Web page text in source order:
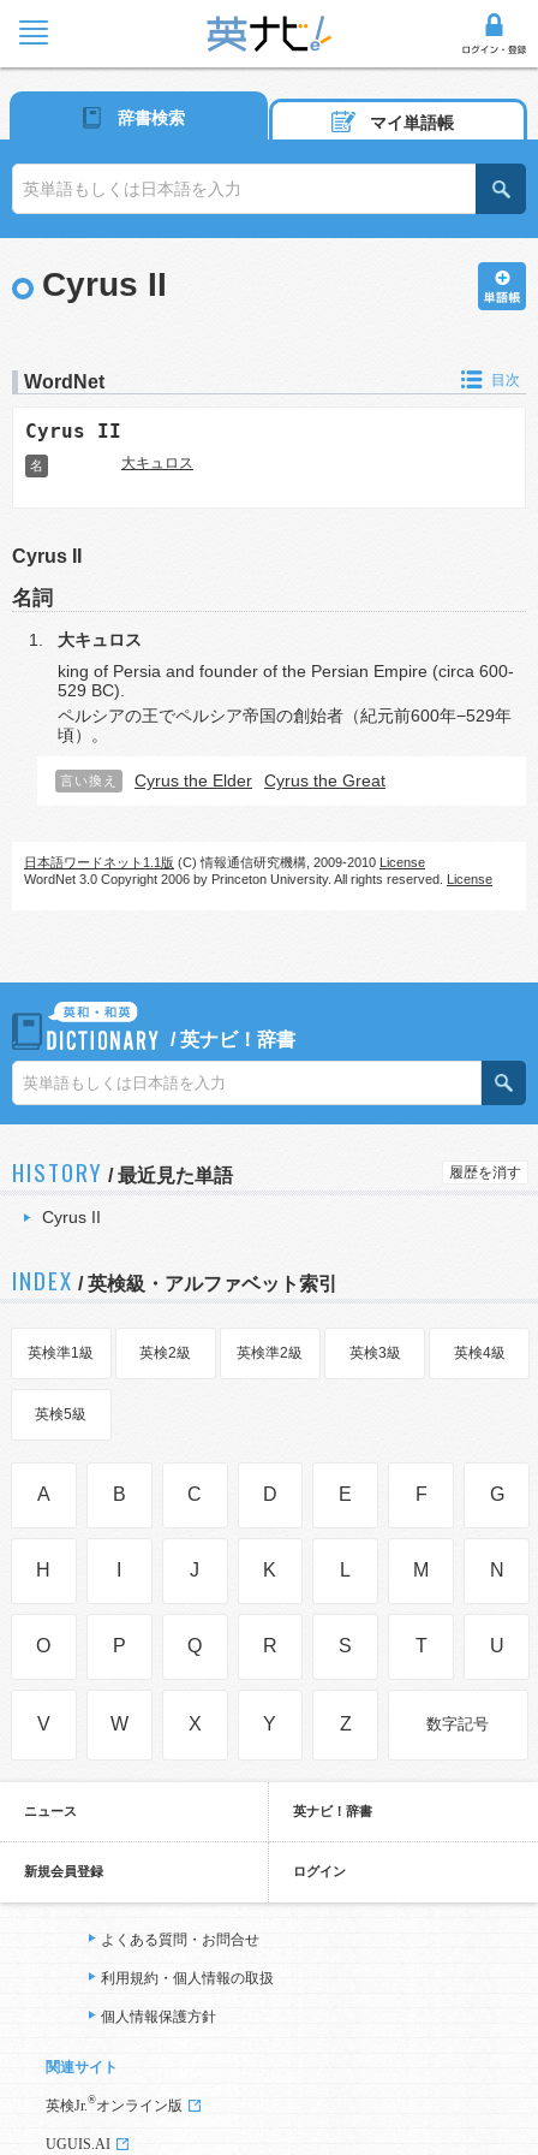
辞書検索 マイ単語帳
Cyrus II
WordNet 目次
Cyrus II
名 大キュロス
Cyrus II
名詞
大キュロス
king of Persia and founder of the Persian Empire (circa 600-
529 BC).
ペルシアの王でペルシア帝国の創始者（紀元前600年−529年
頃）。
言い換え Cyrus the Elder Cyrus the Great
日本語ワードネット1.1版 (C) 情報通信研究機構, 2009-2010 License
WordNet 3.0 Copyright 2006 by Princeton University. All rights reserved. License
/英ナビ！辞書
HISTORY /最近見た単語 履歴を消す
Cyrus II
INDEX / 英検級・アルファベット索引
英検準1級 英検2級 英検準2級 英検3級 英検4級
英検5級
A B C D E F G
H J K L M N
O P Q R S T U
V W X Y Z 数字記号
ニュース 英ナビ！辞書
新規会員登録 ログイン
よくある質問・お問合せ
利用規約・個人情報の取扱
個人情報保護方針
関連サイト
英検Jr. ®オンライン版
UGUIS.AI